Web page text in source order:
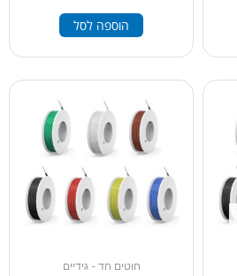
הוספה לסל
חוטים חד - גידיים